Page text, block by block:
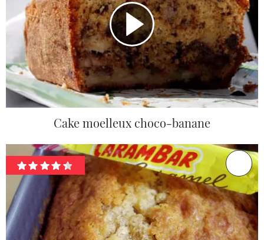
Cake moelleux choco-banane